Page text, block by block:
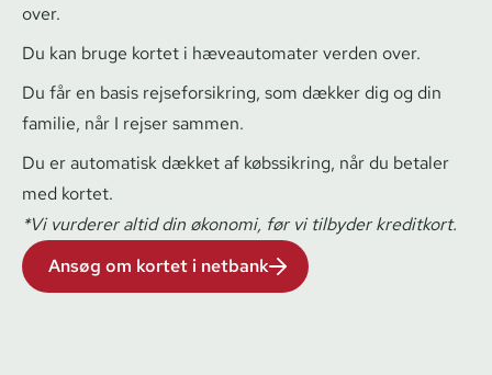
over.
Du kan bruge kortet i hæveautomater verden over.
Du får en basis rej­se­for­sik­ring, som dækker dig og din
familie, når I rejser sammen.
Du er automatisk dækket af købssikring, når du betaler
med kortet.
*Vi vurderer altid din økonomi, før vi tilbyder kreditkort.
Ansøg om kortet i netbank